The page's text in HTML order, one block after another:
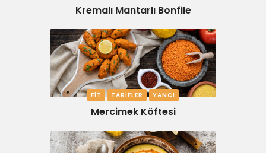
Kremalı Mantarlı Bonfile
FIT TARIFLER YANCI
Mercimek Köftesi